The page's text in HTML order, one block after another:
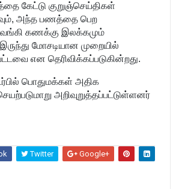
கேட்டு குறுஞ்செய்திகள்
அந்த பணத்தை பெற
வங்கி கணக்கு இலக்கமும்
மோசடியான முறையில்
என தெரிவிக்கப்படுகின்றது.
பொதுமக்கள் அதிக
அறிவுறுத்தப்பட்டுள்ளனர்
Twitter Google+